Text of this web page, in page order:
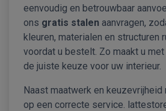
eenvoudig en betrouwbaar
ons gratis stalen aanvragen,
kleuren, materialen en structuren
voordat u bestelt. Zo maakt u
de juiste keuze voor uw interieur.
Naast maatwerk en keuzevrijheid
op een correcte service.